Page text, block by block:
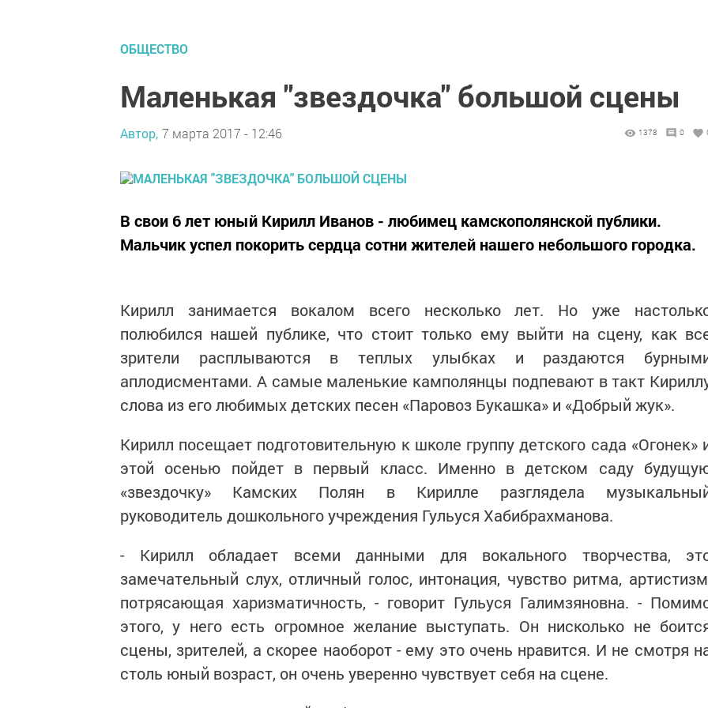
ОБЩЕСТВО
Маленькая "звездочка" большой сцены
Автор, 7 марта 2017 - 12:46 1378 0
В свои 6 лет юный Кирилл Иванов - любимец камскополянской публики.
Мальчик успел покорить сердца сотни жителей нашего небольшого городка.
Кирилл занимается вокалом всего несколько лет. Но уже
полюбился нашей публике, что стоит только ему выйти на сцену, как
зрители расплываются в теплых улыбках и раздаются
аплодисментами. А самые маленькие камполянцы подпевают в такт
слова из его любимых детских песен «Паровоз Букашка» и «Добрый жук».
Кирилл посещает подготовительную к школе группу детского сада «Огонек»
этой осенью пойдет в первый класс. Именно в детском саду
«звездочку» Камских Полян в Кирилле разглядела
руководитель дошкольного учреждения Гульуся Хабибрахманова.
- Кирилл обладает всеми данными для вокального творчества,
замечательный слух, отличный голос, интонация, чувство ритма,
потрясающая харизматичность, - говорит Гульуся Галимзяновна. -
этого, у него есть огромное желание выступать. Он нисколько не
сцены, зрителей, а скорее наоборот - ему это очень нравится. И не смотря
столь юный возраст, он очень уверенно чувствует себя на сцене.